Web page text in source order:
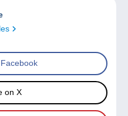
on X